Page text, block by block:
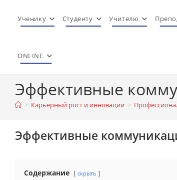
Ученику Студенту Учителю
ONLINE
Эффективные
> Карьерный рост и инновации >
Эффективные
Содержание скрыть